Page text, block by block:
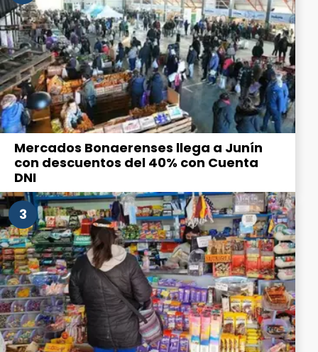
Mercados Bonaerenses llega a Junín
con descuentos del 40% con Cuenta
DNI
3